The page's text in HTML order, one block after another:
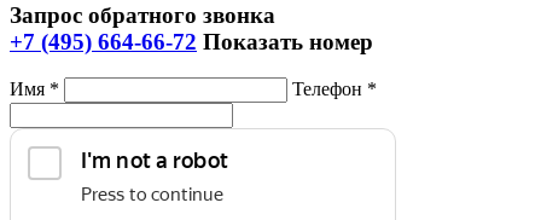
Запрос обратного звонка
+7 (495) 664-66-72 Показать номер
Имя * Телефон *